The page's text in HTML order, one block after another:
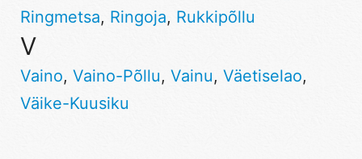
Ringmetsa, Ringoja, Rukkipõllu
V
Vaino, Vaino-Põllu, Vainu, Väetiselao,
Väike-Kuusiku